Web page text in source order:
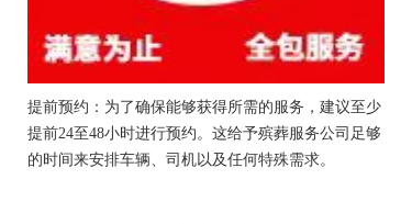
提前预约：为了确保能够获得所需的服务，建议至少
提前24至48小时进行预约。这给予殡葬服务公司足够
的时间来安排车辆、司机以及任何特殊需求。